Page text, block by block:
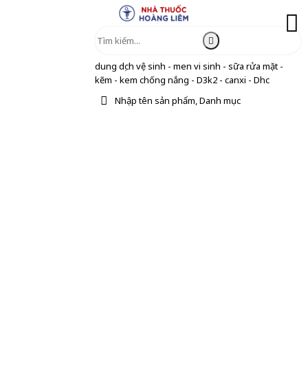
dung dịch vệ sinh - men vi sinh - sữa rửa mặt -
kẽm - kem chống nắng - D3k2 - canxi - Dhc
Nhập tên sản phẩm, Danh mục